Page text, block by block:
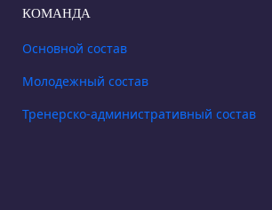
КОМАНДА
Основной состав
Молодежный состав
Тренерско-административный состав